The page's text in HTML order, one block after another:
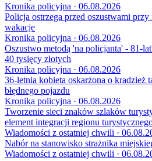
Kronika policyjna · 06.08.2026
Policja ostrzega przed oszustwami
wakacje
Kronika policyjna · 06.08.2026
Oszustwo metodą 'na policjanta' - 81-
40 tysięcy złotych
Kronika policyjna · 06.08.2026
36-letnia kobieta oskarżona o kradzież
błędnego pojazdu
Kronika policyjna · 06.08.2026
Tworzenie sieci znaków szlaków
element integracji regionu
Wiadomości z ostatniej chwili ·
Nabór na stanowisko strażnika
Wiadomości z ostatniej chwili ·